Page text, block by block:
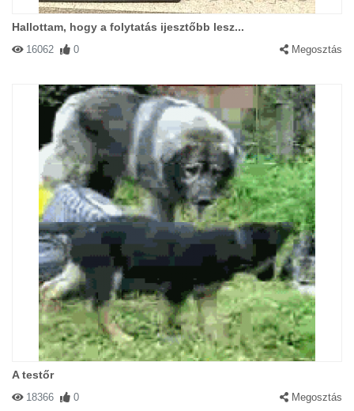
Hallottam, hogy a folytatás ijesztőbb lesz...
16062 0 Megosztás
A testőr
18366 0 Megosztás